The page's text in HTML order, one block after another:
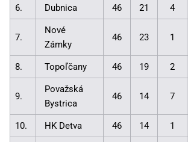
6. Dubnica 46 21 4
7.
Nové
Zámky
46 23 1
8. Topoľčany 46 19 2
9.
Považská
Bystrica
46 14 7
10. HK Detva 46 14 1